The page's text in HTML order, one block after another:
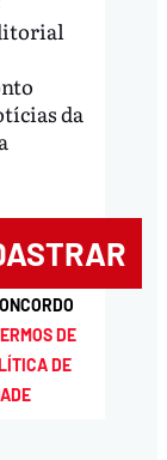
da
DE
DE